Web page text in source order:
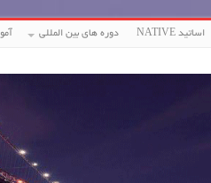
اساتید NATIVE دوره های بین المللی